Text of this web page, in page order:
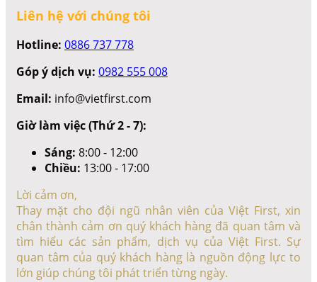
Liên hệ với chúng tôi
Hotline: 0886 737 778
Góp ý dịch vụ: 0982 555 008
Email: info@vietfirst.com
Giờ làm việc (Thứ 2 - 7):
Sáng: 8:00 - 12:00
Chiều: 13:00 - 17:00
Lời cảm ơn,
Thay mặt cho đội ngũ nhân viên của Việt First, xin
chân thành cảm ơn quý khách hàng đã quan tâm và
tìm hiểu các sản phẩm, dịch vụ của Việt First. Sự
quan tâm của quý khách hàng là nguồn động lực to
lớn giúp chúng tôi phát triển từng ngày.